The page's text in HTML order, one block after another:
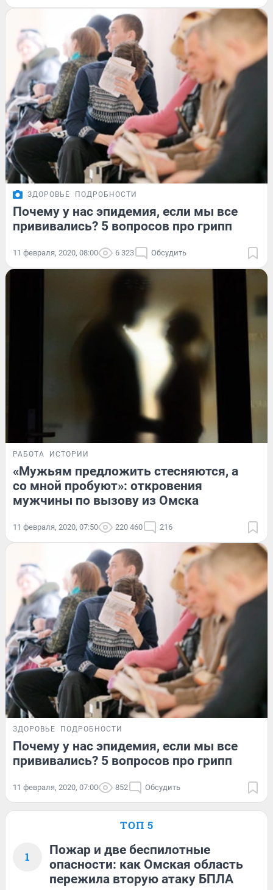
ЗДОРОВЬЕ ПОДРОБНОСТИ
Почему у нас эпидемия, если мы все
прививались? 5 вопросов про грипп
11 февраля, 2020, 08:00 6 323 Обсудить
РАБОТА ИСТОРИИ
«Мужьям предложить стесняются, а
со мной пробуют»: откровения
мужчины по вызову из Омска
11 февраля, 2020, 07:50 220 460 216
ЗДОРОВЬЕ ПОДРОБНОСТИ
Почему у нас эпидемия, если мы все
прививались? 5 вопросов про грипп
11 февраля, 2020, 07:00 852 Обсудить
ТОП 5
1
Пожар и две беспилотные
опасности: как Омская область
пережила вторую атаку БПЛА